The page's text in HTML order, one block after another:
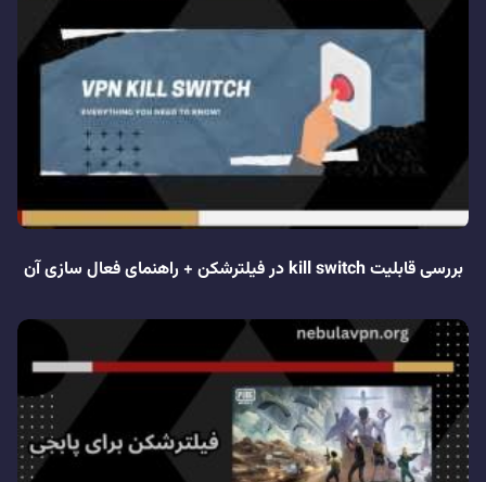
بررسی قابلیت kill switch در فیلترشکن + راهنمای فعال سازی آن